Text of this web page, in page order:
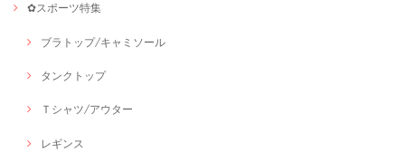
✿スポーツ特集
ブラトップ/キャミソール
タンクトップ
Ｔシャツ/アウター
レギンス